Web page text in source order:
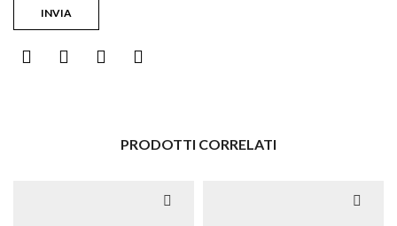
PRODOTTI CORRELATI